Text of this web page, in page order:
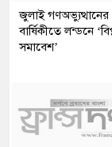
জুলাই
বার্ষিকীতে লন্ডনে
সমাবেশ’